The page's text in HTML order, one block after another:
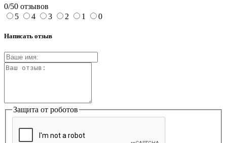
0/50 отзывов
5
4 3 2 1 0
Написать отзыв
Защита от роботов